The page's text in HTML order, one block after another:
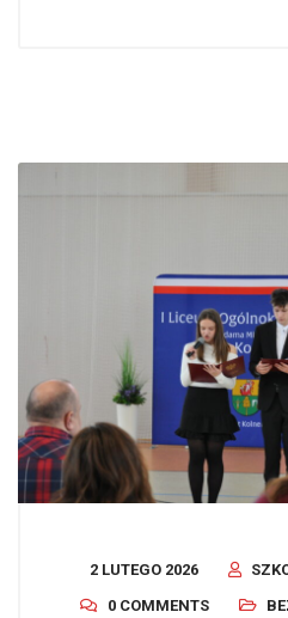
2 LUTEGO 2026
0 COMMENTS